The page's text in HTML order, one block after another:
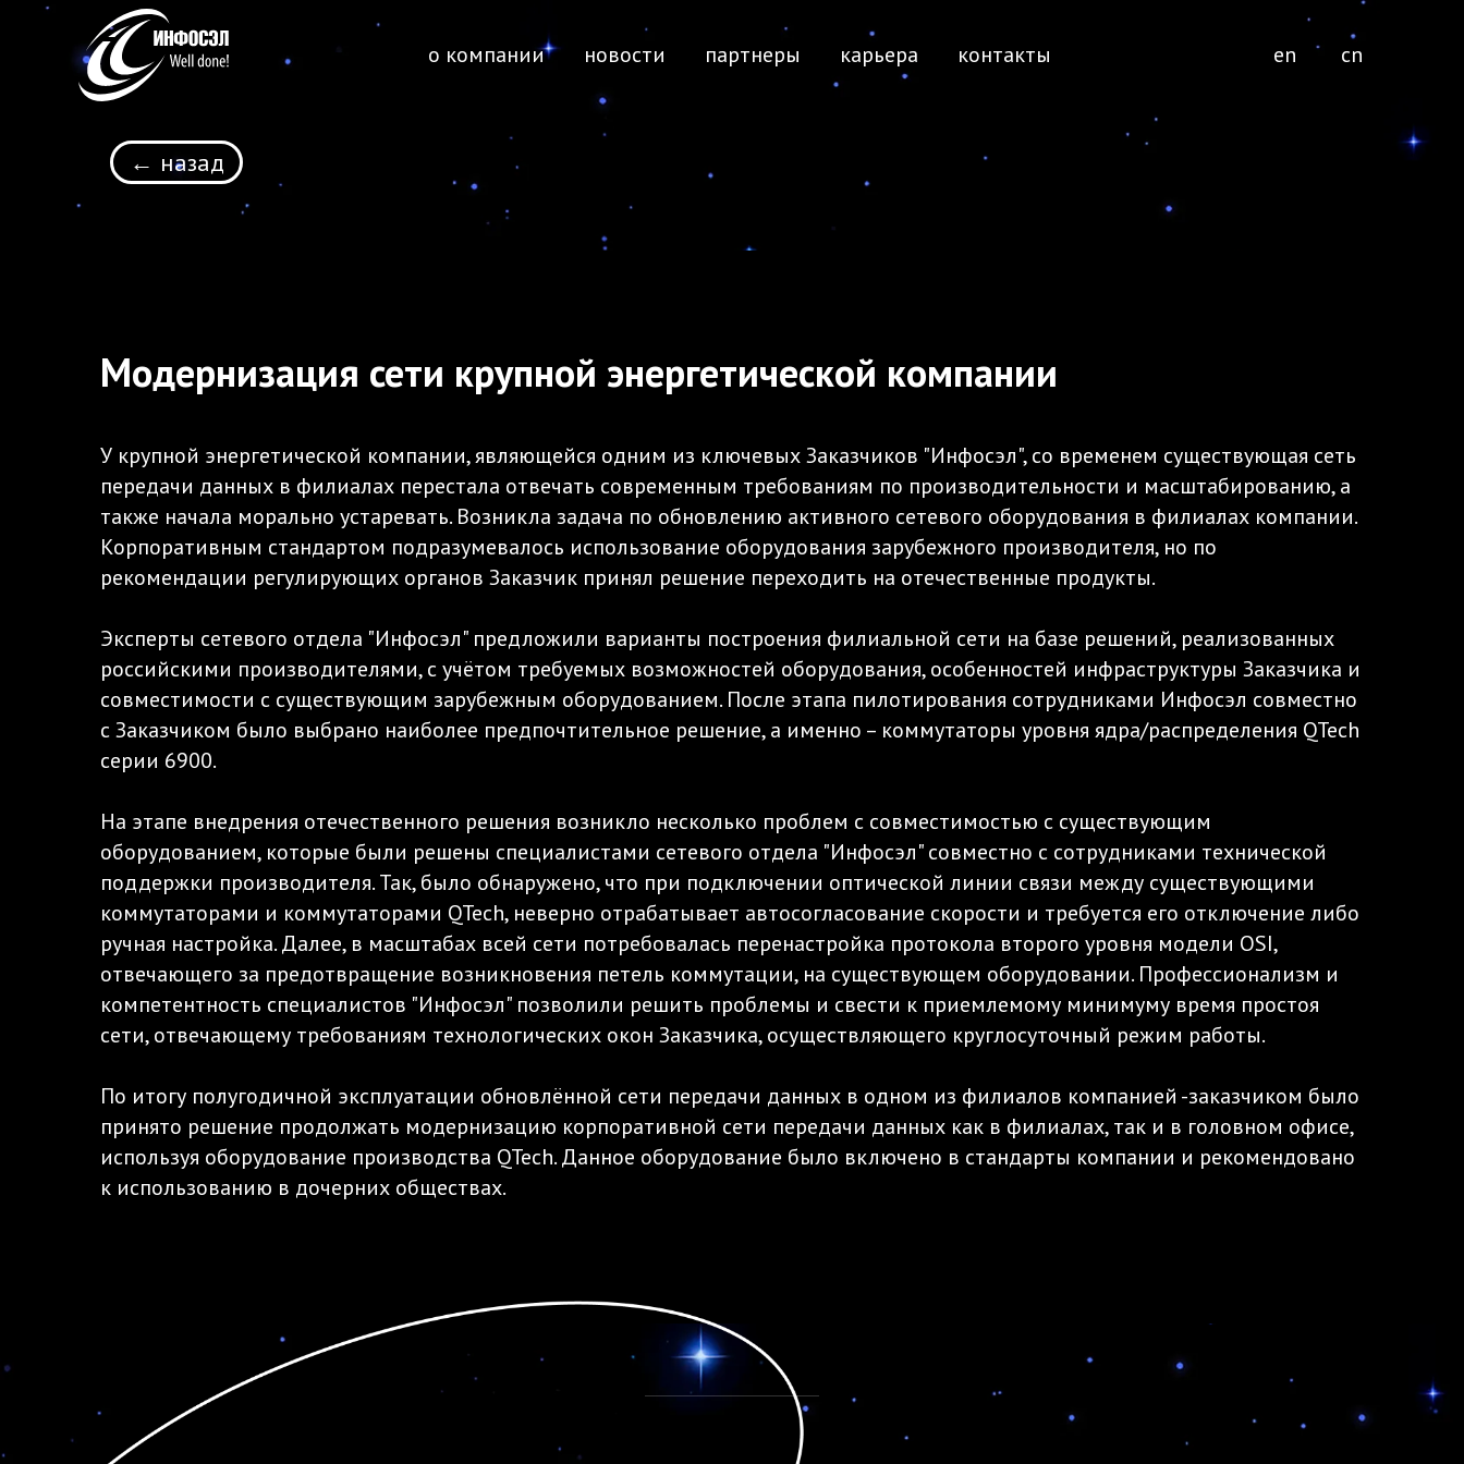
о компании новости партнеры карьера контакты en cn
← назад
Модернизация сети крупной энергетической компании
У крупной энергетической компании, являющейся одним из ключевых Заказчиков "Инфосэл", со временем существующая сеть
передачи данных в филиалах перестала отвечать современным требованиям по производительности и масштабированию, а
также начала морально устаревать. Возникла задача по обновлению активного сетевого оборудования в филиалах компании.
Корпоративным стандартом подразумевалось использование оборудования зарубежного производителя, но по
рекомендации регулирующих органов Заказчик принял решение переходить на отечественные продукты.
Эксперты сетевого отдела "Инфосэл" предложили варианты построения филиальной сети на базе решений, реализованных
российскими производителями, с учётом требуемых возможностей оборудования, особенностей инфраструктуры Заказчика и
совместимости с существующим зарубежным оборудованием. После этапа пилотирования сотрудниками Инфосэл совместно
с Заказчиком было выбрано наиболее предпочтительное решение, а именно – коммутаторы уровня ядра/распределения QTech
серии 6900.
На этапе внедрения отечественного решения возникло несколько проблем с совместимостью с существующим
оборудованием, которые были решены специалистами сетевого отдела "Инфосэл" совместно с сотрудниками технической
поддержки производителя. Так, было обнаружено, что при подключении оптической линии связи между существующими
коммутаторами и коммутаторами QTech, неверно отрабатывает автосогласование скорости и требуется его отключение либо
ручная настройка. Далее, в масштабах всей сети потребовалась перенастройка протокола второго уровня модели OSI,
отвечающего за предотвращение возникновения петель коммутации, на существующем оборудовании. Профессионализм и
компетентность специалистов "Инфосэл" позволили решить проблемы и свести к приемлемому минимуму время простоя
сети, отвечающему требованиям технологических окон Заказчика, осуществляющего круглосуточный режим работы.
По итогу полугодичной эксплуатации обновлённой сети передачи данных в одном из филиалов компанией -заказчиком было
принято решение продолжать модернизацию корпоративной сети передачи данных как в филиалах, так и в головном офисе,
используя оборудование производства QTech. Данное оборудование было включено в стандарты компании и рекомендовано
к использованию в дочерних обществах.